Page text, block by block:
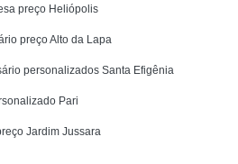
preço Heliópolis
preço Alto da Lapa
personalizados Santa Efigênia
Pari
Jardim Jussara